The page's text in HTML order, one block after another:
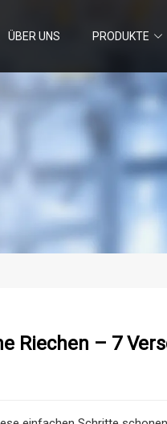
ÜBER UNS PRODUKTE
Riechen – 7